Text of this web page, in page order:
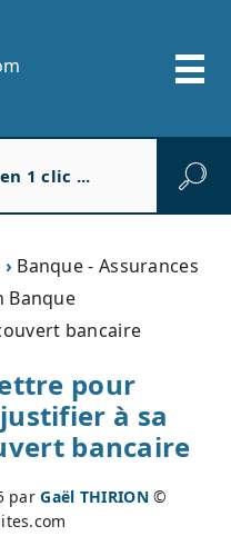
Banque - Assurances
Banque
bancaire
pour
à sa
bancaire
parGaël THIRION©